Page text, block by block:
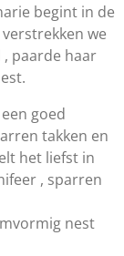
begint in de
we
, paarde haar
goed
takken en
het liefst in
, sparren
nest